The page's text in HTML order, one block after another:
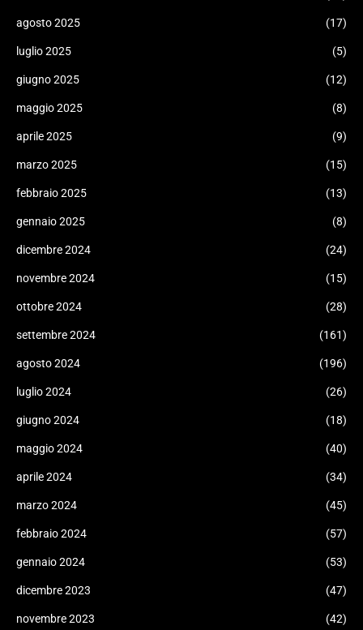
agosto 2025 (17)
luglio 2025 (5)
giugno 2025 (12)
maggio 2025 (8)
aprile 2025 (9)
marzo 2025 (15)
febbraio 2025 (13)
gennaio 2025 (8)
dicembre 2024 (24)
novembre 2024 (15)
ottobre 2024 (28)
settembre 2024 (161)
agosto 2024 (196)
luglio 2024 (26)
giugno 2024 (18)
maggio 2024 (40)
aprile 2024 (34)
marzo 2024 (45)
febbraio 2024 (57)
gennaio 2024 (53)
dicembre 2023 (47)
novembre 2023 (42)